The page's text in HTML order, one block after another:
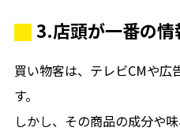
3.店頭が一番の情
買い物客は、テレビCMや広
す。
しかし、その商品の成分や